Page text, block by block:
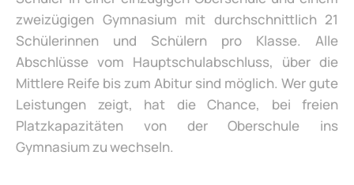
zweizügigen Gymnasium mit durchschnittlich 21
Schülerinnen und Schülern pro Klasse. Alle
Abschlüsse vom Hauptschulabschluss, über die
Mittlere Reife bis zum Abitur sind möglich. Wer gute
Leistungen zeigt, hat die Chance, bei freien
Platzkapazitäten von der Oberschule ins
Gymnasium zu wechseln.